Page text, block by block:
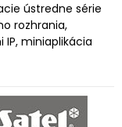
ústredne série
rozhrania,
IP, miniaplikácia